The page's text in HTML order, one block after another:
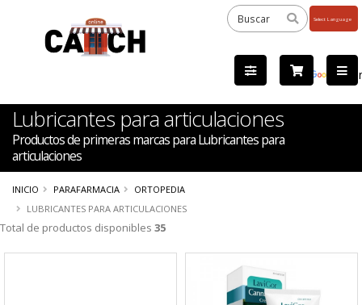
by
Lubricantes para articulaciones
Productos de primeras marcas para Lubricantes para
articulaciones
INICIO PARAFARMACIA
ORTOPEDIA
LUBRICANTES PARA ARTICULACIONES
Total de productos disponibles 35